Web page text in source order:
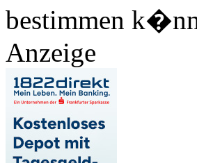
bestimmen
Anzeige